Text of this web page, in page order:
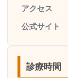
アクセス
公式サイト
診療時間